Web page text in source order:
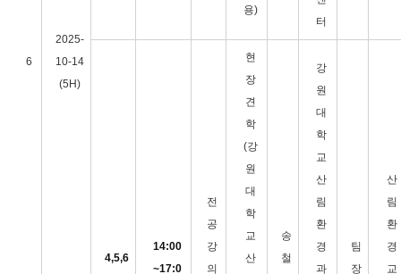
6
2025-
10-14
(5H)
용)
터
4,5,6
14:00
~17:0
전
공
강
의
현
장
견
학
(강
원
대
학
교
산
송
철
강
원
대
학
교
산
림
환
경
과
팀
장
산
림
환
경
교